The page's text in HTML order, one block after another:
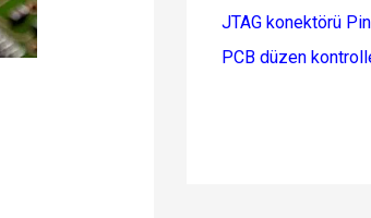
JTAG konektörü
PCB düzen